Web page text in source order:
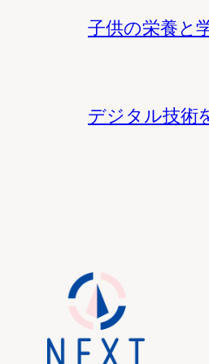
子供の栄養と
デジタル技術